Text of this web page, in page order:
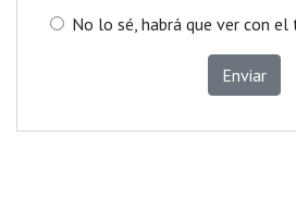
No lo sé, habrá que ver con el
Enviar